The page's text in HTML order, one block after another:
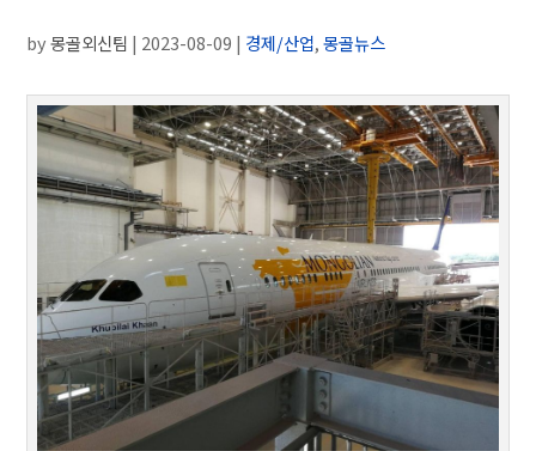
by몽골외신팀 | 2023-08-09 | 경제/산업,몽골뉴스